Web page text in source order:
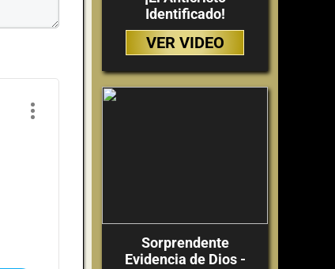
Identificado!
VER VIDEO
Sorprendente
Evidencia de Dios -